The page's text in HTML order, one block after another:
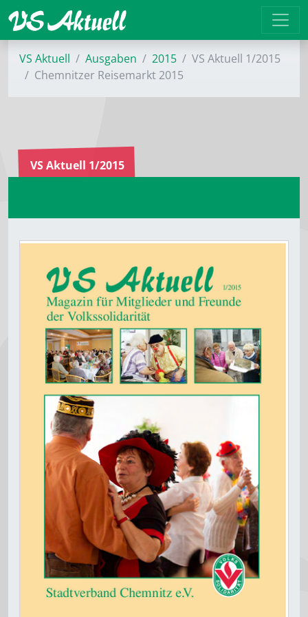
VS Aktuell Ausgaben 2015
VS Aktuell 1/2015
Chemnitzer Reisemarkt 2015
VS Aktuell 1/2015